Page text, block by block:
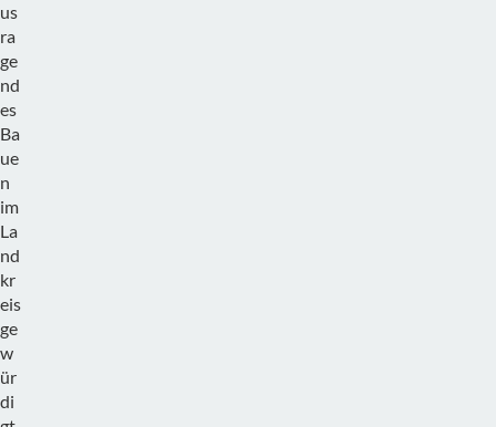
us
ra
ge
nd
es
Ba
ue
n
im
La
nd
kr
eis
ge
w
ür
di